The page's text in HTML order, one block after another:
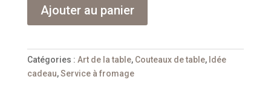
fromage,
pointe
Ajouter au panier
Catégories : Art de la table, Couteaux de table, Idée
cadeau,Service à fromage